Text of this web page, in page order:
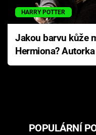
HARRY POTTER
Jakou barvu kůže
Hermiona?
Pottera přišla s
POPULÁRNÍ